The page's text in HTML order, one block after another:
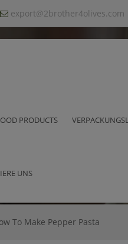
export@2brother4olives.com
PRODUCTS
UNS
Pepper Pasta
To Make Pepper Pasta